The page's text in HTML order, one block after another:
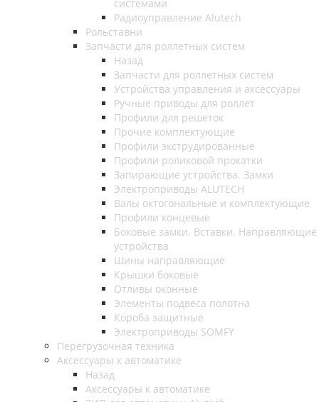
системами
Радиоуправление Alutech
Рольставни
Запчасти для роллетных систем
Назад
Запчасти для роллетных систем
Устройства управления и аксессуары
Ручные приводы для роллет
Профили для решеток
Прочие комплектующие
Профили экструдированные
Профили роликовой прокатки
Запирающие устройства. Замки
Электроприводы ALUTECH
Валы октогональные и комплектующие
Профили концевые
Боковые замки. Вставки. Направляющие
устройства
Шины направляющие
Крышки боковые
Отливы оконные
Элементы подвеса полотна
Короба защитные
Электроприводы SOMFY
Перегрузочная техника
Аксессуары к автоматике
Назад
Аксессуары к автоматике